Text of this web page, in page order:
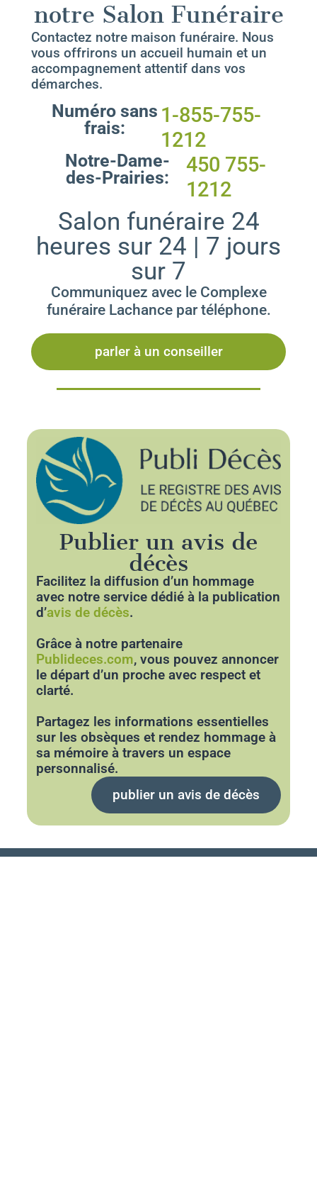
notre Salon Funéraire
Contactez notre maison funéraire. Nous
vous offrirons un accueil humain et un
accompagnement attentif dans vos
démarches.
Numéro sans
frais:
1-855-755-
1212
Notre-Dame-
des-Prairies:
450 755-
1212
Salon funéraire 24
heures sur 24 | 7 jours
sur 7
Communiquez avec le Complexe
funéraire Lachance par téléphone.
parler à un conseiller
Publier un avis de
décès
Facilitez la diffusion d’un hommage
avec notre service dédié à la publication
d’avis de décès.
Grâce à notre partenaire
Publideces.com, vous pouvez annoncer
le départ d’un proche avec respect et
clarté.
Partagez les informations essentielles
sur les obsèques et rendez hommage à
sa mémoire à travers un espace
personnalisé.
publier un avis de décès